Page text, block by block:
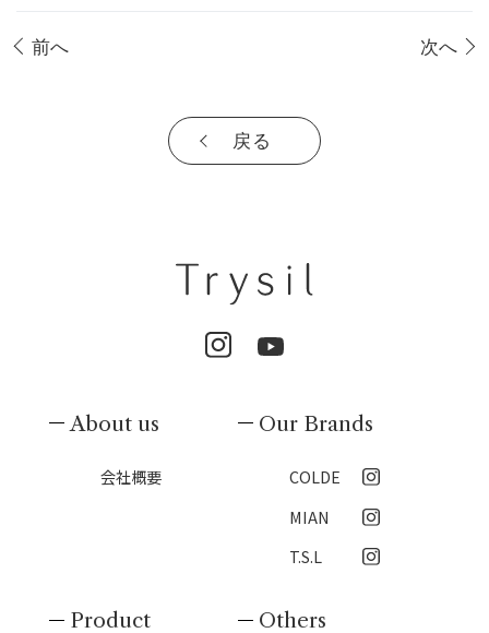
前へ 次へ
戻る
About us
会社概要
Our Brands
COLDE
MIAN
T.S.L
Product Others